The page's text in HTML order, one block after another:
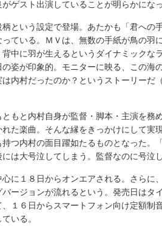
ゲスト出演していることが明らかになっ
という設定で登場。あたかも「君への
ている。ＭＶは、無数の手紙が鳥の羽
中に羽が生えるというダイナミックな
姿が印象的。モニターに映る、この海
内村だったのか？というストーリーだ
もと内村自身が監督・脚本・主演を務
た楽曲。そんな縁をきっかけにして実
つ内村の面目躍如たるものとなった。
は大号泣してしまう。監督なのに号泣
に１８日からオンエアされる。さらに
ージョンが流れるという。発売日はタ
１６日からスマートフォン向け定額制
いる。